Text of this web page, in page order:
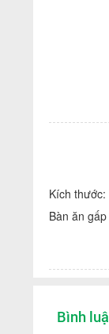
Kích
Bàn ăn
Bình